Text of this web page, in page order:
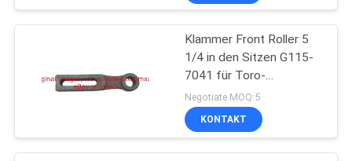
Klammer Front Roller 5
1/4 in den Sitzen G115-
7041 für Toro-
Rasenmäher
Negotiate MOQ:5
KONTAKT